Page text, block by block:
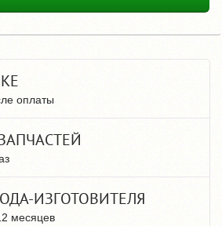
оплаты
ИЗГОТОВИТЕЛЯ
месяцев